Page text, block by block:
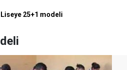
Liseye 25+1 modeli